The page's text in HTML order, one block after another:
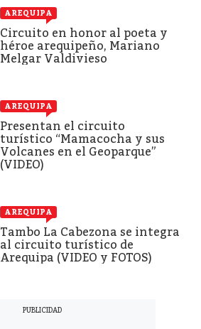
AREQUIPA
Circuito en honor al poeta y
héroe arequipeño, Mariano
Melgar Valdivieso
AREQUIPA
Presentan el circuito
turístico “Mamacocha y sus
Volcanes en el Geoparque”
(VIDEO)
AREQUIPA
Tambo La Cabezona se integra
al circuito turístico de
Arequipa (VIDEO y FOTOS)